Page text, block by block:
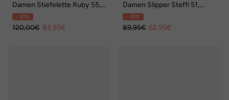
Damen Stiefelette Ruby 55,
indigo
- 30%
120,00€ 83,95€
Damen Slipper Steffi 51,
ocean
- 30%
89,95€ 62,95€